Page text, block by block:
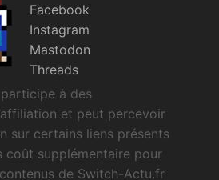
Facebook
Instagram
Mastodon
Threads
à des
et peut percevoir
sur certains liens présents
coût supplémentaire pour
de Switch-Actu.fr